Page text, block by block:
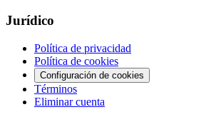
Jurídico
Política de privacidad
Política de cookies
Configuración de cookies
Términos
Eliminar cuenta